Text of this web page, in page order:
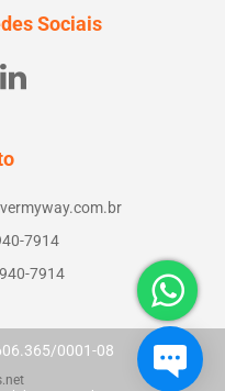
Sociais
7914
7914
0001-08